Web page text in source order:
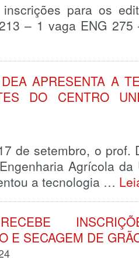
para os
– 1 vaga ENG
APRESENTA A
DO CENTRO
de setembro, o prof.
Agrícola
a tecnologia …
RECEBE
E SECAGEM DE